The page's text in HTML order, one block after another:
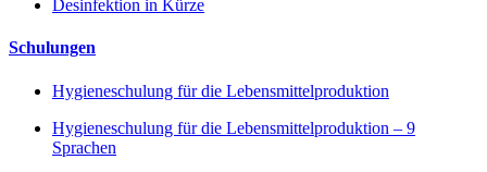
Desinfektion in Kürze
Schulungen
Hygieneschulung für die Lebensmittelproduktion
Hygieneschulung für die Lebensmittelproduktion – 9
Sprachen